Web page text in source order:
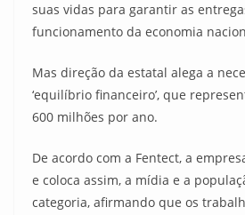
suas vidas para garantir as
funcionamento da economia
Mas direção da estatal alega a
‘equilíbrio financeiro’, que
600 milhões por ano.
De acordo com a Fentect, a
e coloca assim, a mídia e a
categoria, afirmando que os